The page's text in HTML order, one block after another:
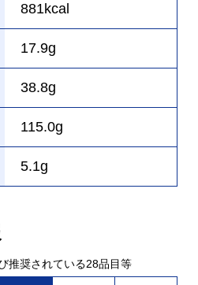
881kcal
17.9g
38.8g
115.0g
5.1g
推奨されている28品目等